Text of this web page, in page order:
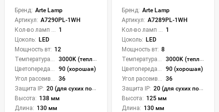
Бренд: Arte Lamp
Артикул: A7290PL-1WH
1
Цоколь: LED
Мощность вт: 12
3000K (теплый)
90 (хорошая)
36
Защита IP: 20 (для сухих пом.)
Высота: 138 мм
Длина: 130 мм
Бренд: Arte Lamp
Артикул: A7289PL-1WH
1
Цоколь: LED
Мощность вт: 8
3000K (теплый)
90 (хорошая)
36
Защита IP: 20 (для сухих пом.)
Высота: 125 мм
Длина: 130 мм